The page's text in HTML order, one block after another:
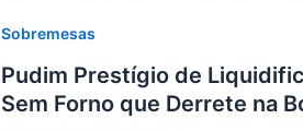
Sobremesas
Pudim Prestígio de
Sem Forno que Derrete na